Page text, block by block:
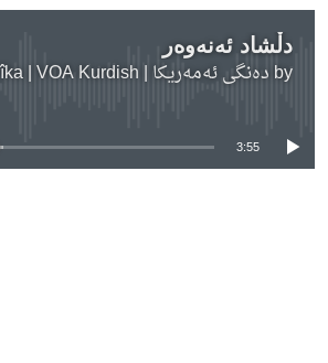
دڵشاد ئەنەوەر
by دەنگی ئەمەریکا | Dengî Amerîka | VOA Kurdish
currently available
3:55